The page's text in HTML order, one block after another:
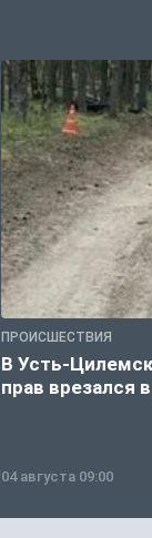
ПРОИСШЕСТВИЯ
В Усть-
прав врезался
04 августа 09:00